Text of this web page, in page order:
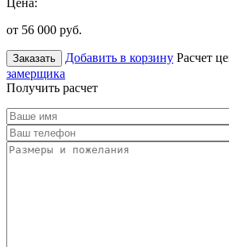
от 56 000 руб.
Заказать Добавить в корзину Расчет
замерщика
Получить расчет